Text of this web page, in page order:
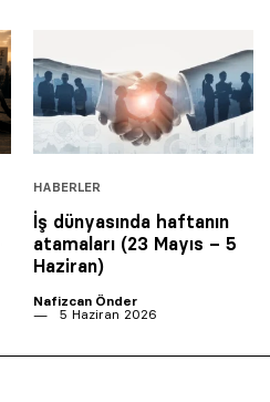
HABERLER
İş dünyasında haftanın
atamaları (23 Mayıs – 5
Haziran)
Nafizcan Önder
5 Haziran 2026